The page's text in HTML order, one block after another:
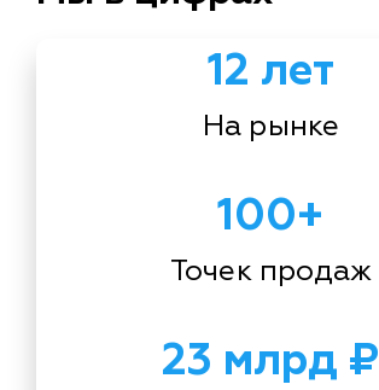
12 лет
На рынке
100+
Точек продаж
23 млрд ₽